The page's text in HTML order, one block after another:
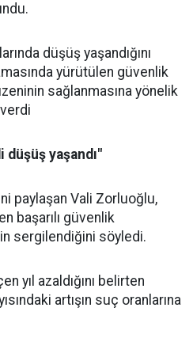
düşüş yaşandığını
yürütülen güvenlik
sağlanmasına yönelik
düşüş yaşandı"
paylaşan Vali Zorluoğlu,
başarılı güvenlik
sergilendiğini söyledi.
yıl azaldığını belirten
artışın suç oranlarına